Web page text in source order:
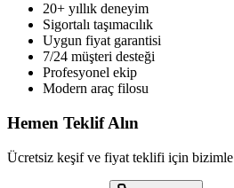
20+ yıllık deneyim
Sigortalı taşımacılık
Uygun fiyat garantisi
7/24 müşteri desteği
Profesyonel ekip
Modern araç filosu
Hemen Teklif Alın
Ücretsiz keşif ve fiyat teklifi için